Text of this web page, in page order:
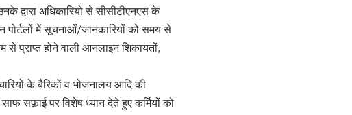
द्वारा अधिकारियो से सीसीटीएनएस के
पोर्टलों में सूचनाओं/जानकारियों को समय से
से प्राप्त होने वाली आनलाइन शिकायतों,
के बैरिकों व भोजनालय आदि की
सफ़ाई पर विशेष ध्यान देते हुए कर्मियों को